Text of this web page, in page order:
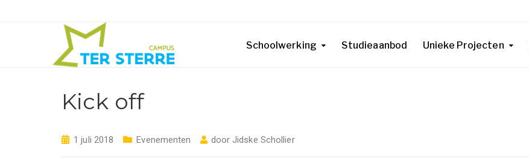
Schoolwerking Studieaanbod Unieke Projecten
Kick off
1 juli 2018 Evenementen doorJidske Schollier